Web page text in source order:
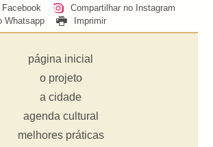
Compartilhar no Instagram
Whatsapp
Imprimir
página inicial
o projeto
a cidade
agenda cultural
melhores práticas